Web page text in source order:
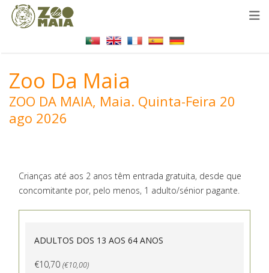
Zoo Da Maia
ZOO DA MAIA, Maia. Quinta-Feira 20
ago 2026
Crianças até aos 2 anos têm entrada gratuita, desde que
concomitante por, pelo menos, 1 adulto/sénior pagante.
ADULTOS DOS 13 AOS 64 ANOS
€10,70 (€10,00)